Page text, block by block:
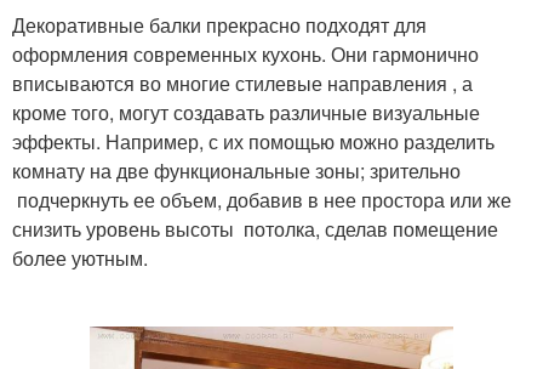
Декоративные балки прекрасно подходят для
оформления современных кухонь. Они гармонично
вписываются во многие стилевые направления , а
кроме того, могут создавать различные визуальные
эффекты. Например, с их помощью можно разделить
комнату на две функциональные зоны; зрительно
подчеркнуть ее объем, добавив в нее простора или же
снизить уровень высоты потолка, сделав помещение
более уютным.